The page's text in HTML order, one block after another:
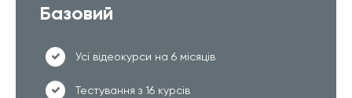
Базовий
Усі відеокурси на 6 місяців
Тестування з 16 курсів